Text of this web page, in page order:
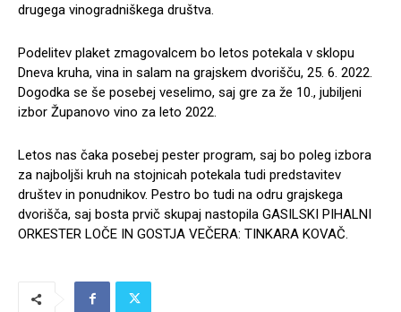
drugega vinogradniškega društva.
Podelitev plaket zmagovalcem bo letos potekala v sklopu
Dneva kruha, vina in salam na grajskem dvorišču, 25. 6. 2022.
Dogodka se še posebej veselimo, saj gre za že 10., jubiljeni
izbor Županovo vino za leto 2022.
Letos nas čaka posebej pester program, saj bo poleg izbora
za najboljši kruh na stojnicah potekala tudi predstavitev
društev in ponudnikov. Pestro bo tudi na odru grajskega
dvorišča, saj bosta prvič skupaj nastopila GASILSKI PIHALNI
ORKESTER LOČE IN GOSTJA VEČERA: TINKARA KOVAČ.